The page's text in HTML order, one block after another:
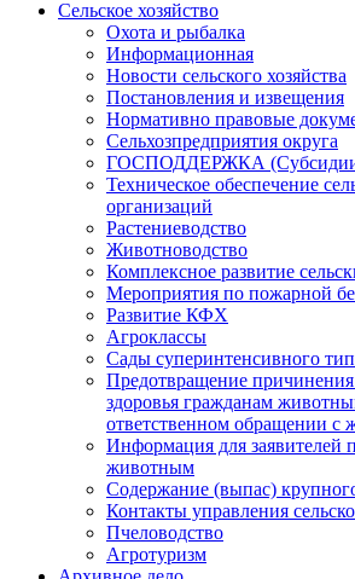
Сельское хозяйство
Охота и рыбалка
Информационная
Новости сельского хозяйства
Постановления и извещения
Нормативно правовые
Сельхозпредприятия округа
ГОСПОДДЕРЖКА
Техническое обеспечение
организаций
Растениеводство
Животноводство
Комплексное развитие
Мероприятия по пожарной
Развитие КФХ
Агроклассы
Сады суперинтенсивного
Предотвращение
здоровья гражданам
ответственном обращении с
Информация для заявителей
животным
Содержание (выпас)
Контакты управления
Пчеловодство
Агротуризм